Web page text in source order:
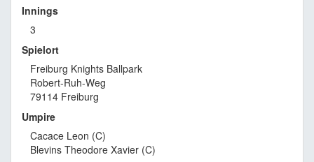
Innings
3
Spielort
Freiburg Knights Ballpark
Robert-Ruh-Weg
79114 Freiburg
Umpire
Cacace Leon (C)
Blevins Theodore Xavier (C)